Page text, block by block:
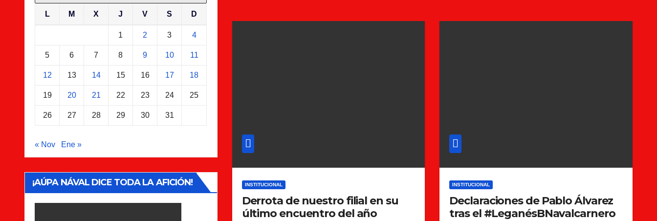
L M X J V S D
1 2 3 4
5 6 7 8 9 10 11
12 13 14 15 16 17 18
19 20 21 22 23 24 25
26 27 28 29 30 31
« Nov Ene »
¡AÚPA NÁVAL DICE TODA LA AFICIÓN! INSTITUCIONAL
Derrota de nuestro filial en su
último encuentro del año
INSTITUCIONAL
Declaraciones de Pablo Álvarez
tras el #LeganésBNavalcarnero